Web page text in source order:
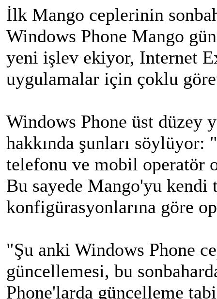
İlk Mango ceplerinin
Windows Phone Mango
yeni işlev ekiyor, Internet
uygulamalar için çoklu
Windows Phone üst düzey
hakkında şunları
telefonu ve mobil operatör
Bu sayede Mango'yu kendi
konfigürasyonlarına göre
"Şu anki Windows Phone
güncellemesi, bu
Phone'larda güncelleme